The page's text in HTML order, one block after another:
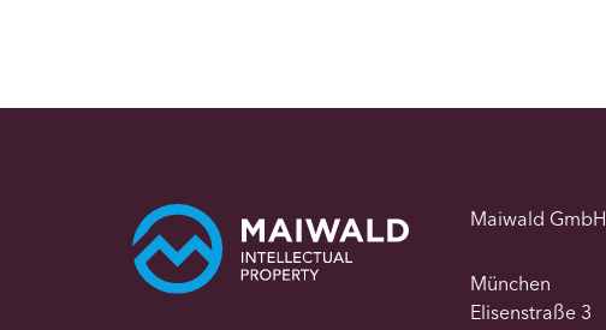
Maiwald GmbH
München
Elisenstraße 3